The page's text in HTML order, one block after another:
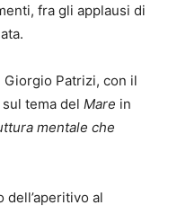
fra gli applausi di
Giorgio Patrizi, con il
tema del Mare in
mentale che
al